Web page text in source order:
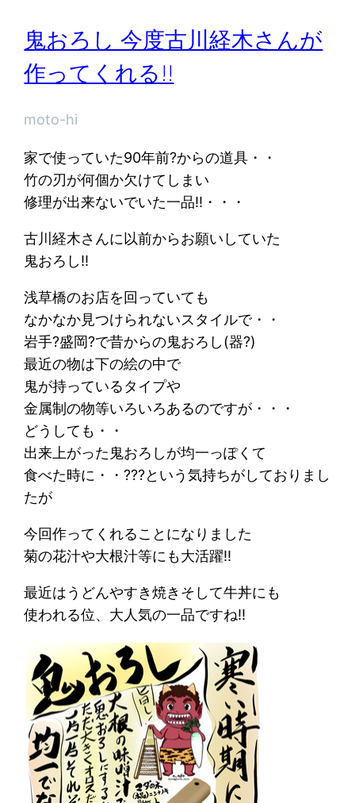
鬼おろし 今度古川経木さんが
作ってくれる!!
moto-hi
家で使っていた90年前?からの道具・・
竹の刃が何個か欠けてしまい
修理が出来ないでいた一品!!・・・
古川経木さんに以前からお願いしていた
鬼おろし!!
浅草橋のお店を回っていても
なかなか見つけられないスタイルで・・
岩手?盛岡?で昔からの鬼おろし(器?)
最近の物は下の絵の中で
鬼が持っているタイプや
金属制の物等いろいろあるのですが・・・
どうしても・・
出来上がった鬼おろしが均一っぽくて
食べた時に・・???という気持ちがしておりまし
たが
今回作ってくれることになりました
菊の花汁や大根汁等にも大活躍!!
最近はうどんやすき焼きそして牛丼にも
使われる位、大人気の一品ですね!!